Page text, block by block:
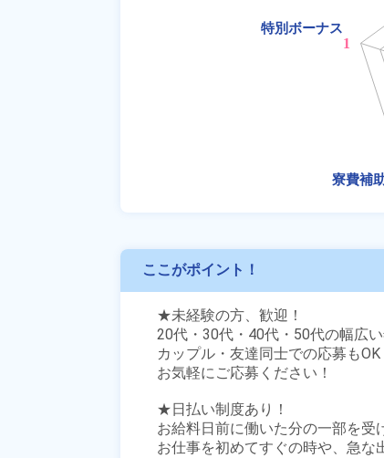
ここがポイント！
★未経験の方、歓迎！
20代・30代・40代・50代の幅広
カップル・友達同士での応募もOK
お気軽にご応募ください！
★日払い制度あり！
お給料日前に働いた分の一部を受
お仕事を初めてすぐの時や、急